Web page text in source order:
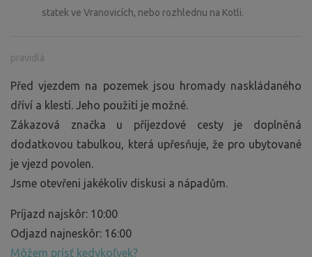
statek ve Vranovicích, nebo rozhlednu na Kotli.
pravidlá
Před vjezdem na pozemek jsou hromady naskládaného
dříví a klestí. Jeho použití je možné.
Zákazová značka u příjezdové cesty je doplněná
dodatkovou tabulkou, která upřesňuje, že pro ubytované
je vjezd povolen.
Jsme otevřeni jakékoliv diskusi a nápadům.
Príjazd najskôr: 10:00
Odjazd najneskôr: 16:00
Môžem prísť kedykoľvek?